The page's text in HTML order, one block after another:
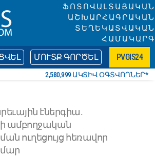
ՖՈՏՈՎԱԼՏԱՅԱԿԱՆ
ԱՇԽԱՐՀԱԳՐԱԿԱՆ
ՏԵՂԵԿԱՏՎԱԿԱՆ
ՀԱՄԱԿԱՐԳ
ՄՈՒՏՔ ԳՈՐԾԵԼ PVGIS24
2,580,999 ԱԿՏԻՎ ՕԳՏՎՈՂՆԵՐ*
էներգիա.
ամբողջական
ուղեցույց հեռավոր